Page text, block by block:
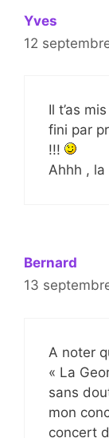
Yves
12
Il t’as
fini par
!!!
Ahhh ,
Bernard
13
A noter
« La
sans
mon
concert